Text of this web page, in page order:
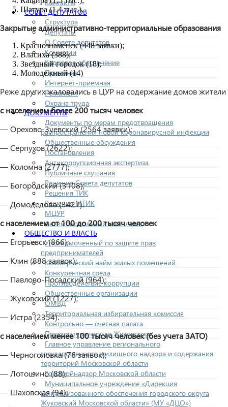
Контакты
СОВЕТ ДЕПУТАТОВ
Структура
Депутаты
О Совете депутатов
Комиссии
Кадровое обеспечение
Приемная
Интернет-приемная
Регламент
Охрана труда
ДОКУМЕНТЫ
Документы по мерам предотвращения
распространения новой коронавирусной инфекции
Общественные обсуждения
Постановления
Антикоррупционная экспертиза
Публичные слушания
Решения Совета депутатов
Решения ТИК
Решения МТИК
МЦУР
Антимонопольный комплаенс
ОБЩЕСТВО И ВЛАСТЬ
Уполномоченный по защите прав
предпринимателей
Коммерческий найм жилых помещений
Конкурентная среда
Противодействие коррупции
Общественные организации
ОМВД
Территориальная избирательная комиссия
Контрольно — счетная палата
Прокуратура города Жуковского
Главное управление регионального
государственного жилищного надзора и содержания
территорий Московской области
Госстройнадзор Московской области
Муниципальное учреждение «Дирекция
централизованного обеспечения городского округа
Жуковский Московской области» (МУ «ДЦО»)
Шатура (1,4 тыс.).
Закрытые административно-территориальные образования
Краснознаменск (448 заявки);
Власиха (388);
Звездный городок (18);
Молодежный (14)
Реже других жаловались в ЦУР на содержание домов
с населением более 200 тысяч человек
— Орехово-Зуевский (2564 заявки);
— Серпухов (2622);
— Коломна (2777);
— Богородский (3108);
— Домодедово (3427).
с населением от 100 до 200 тысяч человек
— Егорьевск (866);
— Клин (888 заявок);
— Павлово-Посадский (964);
— Жуковский (1227);
— Истра (2354).
с населением менее 100 тысяч человек (без учета ЗАТО)
— Черноголовка (76 заявок);
— Лотошино (88);
— Шаховская (94);